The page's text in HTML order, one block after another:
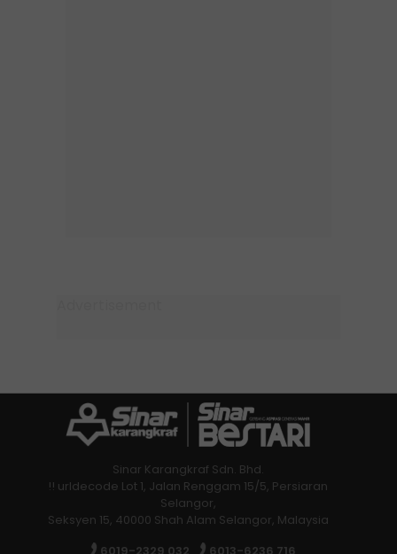
Sinar Karangkraf Sdn. Bhd.
!! urldecode Lot 1, Jalan Renggam 15/5, Persiaran
Selangor,
Seksyen 15, 40000 Shah Alam Selangor, Malaysia